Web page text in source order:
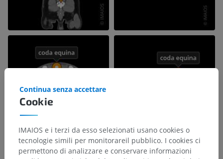
Cookie
Continua senza accettare
IMAIOS e i terzi da esso selezionati usano cookies o
tecnologie simili per monitorareil pubblico. I cookies ci
permettono di analizzare e conservare informazioni